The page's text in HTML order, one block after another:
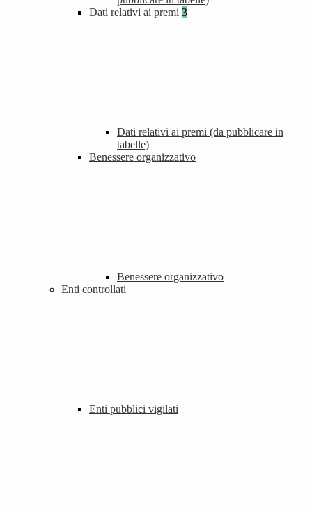
Dati relativi ai premi 3
Dati relativi ai premi (da pubblicare in
tabelle)
Benessere organizzativo
Benessere organizzativo
Enti controllati
Enti pubblici vigilati